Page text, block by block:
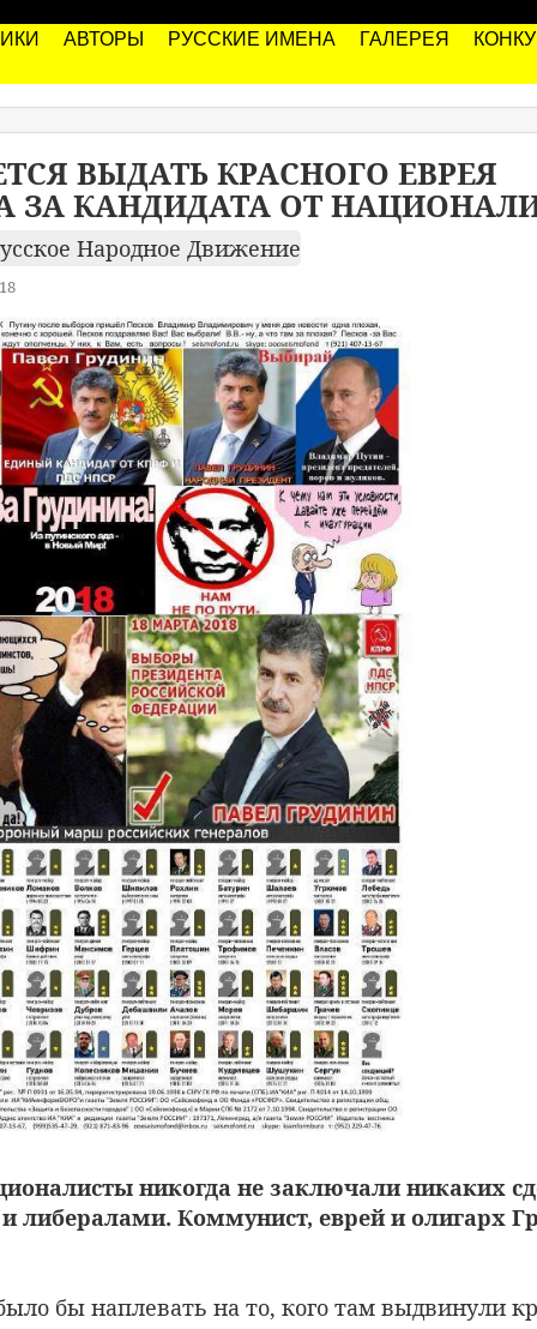
АВТОРЫ РУССКИЕ ИМЕНА ГАЛЕРЕЯ
ВЫДАТЬ КРАСНОГО ЕВРЕЯ
ЗА КАНДИДАТА ОТ
Народное Движение
никогда не заключали никаких
либералами. Коммунист, еврей и олигарх
бы наплевать на то, кого там выдвинули